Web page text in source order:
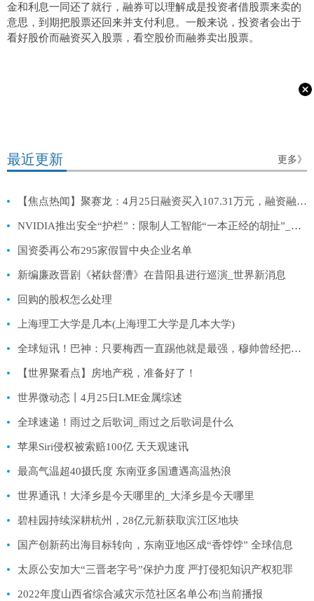
金和利息一同还了就行，融券可以理解成是投资者借股票来卖的
意思，到期把股票还回来并支付利息。一般来说，投资者会出于
看好股价而融资买入股票，看空股价而融券卖出股票。
最近更新 更多》
【焦点热闻】聚赛龙：4月25日融资买入107.31万元，融资融券余额4211.38万元
NVIDIA推出安全“护栏”：限制人工智能“一本正经的胡扯”_当前简讯
国资委再公布295家假冒中央企业名单
新编廉政晋剧《褚鈇督漕》在昔阳县进行巡演_世界新消息
回购的股权怎么处理
上海理工大学是几本(上海理工大学是几本大学)
全球短讯！巴神：只要梅西一直踢他就是最强，穆帅曾经把我直接赶下大巴
【世界聚看点】房地产税，准备好了！
世界微动态丨4月25日LME金属综述
全球速递！雨过之后歌词_雨过之后歌词是什么
苹果Siri侵权被索赔100亿 天天观速讯
最高气温超40摄氏度 东南亚多国遭遇高温热浪
世界通讯！大泽乡是今天哪里的_大泽乡是今天哪里
碧桂园持续深耕杭州，28亿元新获取滨江区地块
国产创新药出海目标转向，东南亚地区成“香饽饽” 全球信息
太原公安加大“三晋老字号”保护力度 严打侵犯知识产权犯罪
2022年度山西省综合减灾示范社区名单公布|当前播报